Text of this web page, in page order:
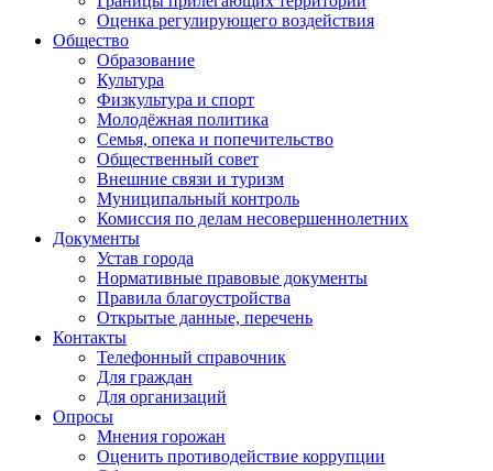
Оценка регулирующего воздействия
Общество
Образование
Культура
Физкультура и спорт
Молодёжная политика
Семья, опека и попечительство
Общественный совет
Внешние связи и туризм
Муниципальный контроль
Комиссия по делам несовершеннолетних
Документы
Устав города
Нормативные правовые документы
Правила благоустройства
Открытые данные, перечень
Контакты
Телефонный справочник
Для граждан
Для организаций
Опросы
Мнения горожан
Оценить противодействие коррупции